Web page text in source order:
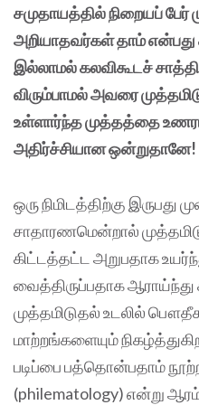
சமுதாயத்தில் நிறையப்
அறியாதவர்கள் தாம் என்பது
இல்லாமல் கலவிகூடச்
விரும்பாமல் அவரை
உள்ளார்ந்த முத்தத்தை
அதிர்ச்சியான ஒன்றுதானே!
ஒரு நிமிடத்திற்கு இருபது
சாதாரணமென்றால்
கிட்டத்தட்ட அறுபதாக
வைத்திருப்பதாக
முத்தமிடுதல் உடலில்
மாற்றங்களையும்
படிப்பை பத்தொன்பதாம்
(philematology) என்று